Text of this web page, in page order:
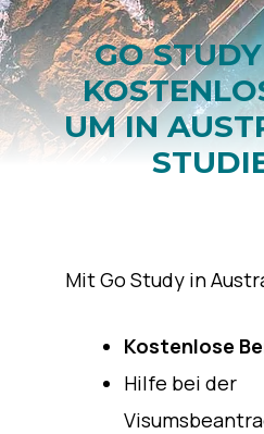
GO
UM IN
Mit Go Study in
Kostenlose
Hilfe bei der